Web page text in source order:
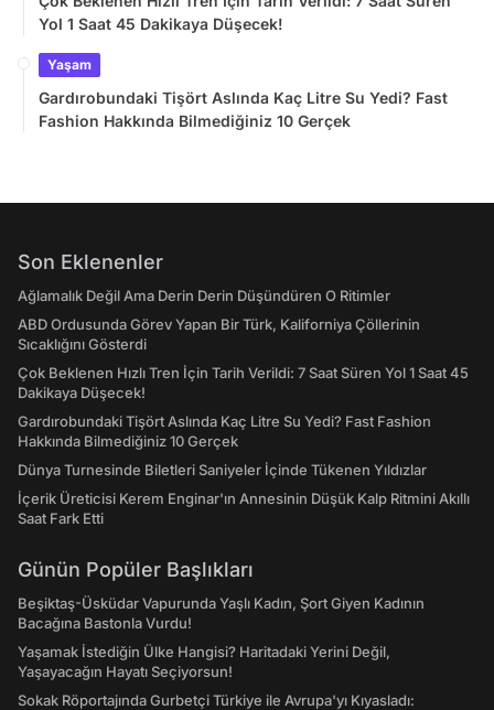
Yol 1 Saat 45 Dakikaya Düşecek!
Yaşam
Gardırobundaki Tişört Aslında Kaç Litre Su Yedi? Fast
Fashion Hakkında Bilmediğiniz 10 Gerçek
Son Eklenenler
Ağlamalık Değil Ama Derin Derin Düşündüren O Ritimler
ABD Ordusunda Görev Yapan Bir Türk, Kaliforniya Çöllerinin
Sıcaklığını Gösterdi
Çok Beklenen Hızlı Tren İçin Tarih Verildi: 7 Saat Süren Yol 1 Saat 45
Dakikaya Düşecek!
Gardırobundaki Tişört Aslında Kaç Litre Su Yedi? Fast Fashion
Hakkında Bilmediğiniz 10 Gerçek
Dünya Turnesinde Biletleri Saniyeler İçinde Tükenen Yıldızlar
İçerik Üreticisi Kerem Enginar'ın Annesinin Düşük Kalp Ritmini Akıllı
Saat Fark Etti
Günün Popüler Başlıkları
Beşiktaş-Üsküdar Vapurunda Yaşlı Kadın, Şort Giyen Kadının
Bacağına Bastonla Vurdu!
Yaşamak İstediğin Ülke Hangisi? Haritadaki Yerini Değil,
Yaşayacağın Hayatı Seçiyorsun!
Sokak Röportajında Gurbetçi Türkiye ile Avrupa'yı Kıyasladı: